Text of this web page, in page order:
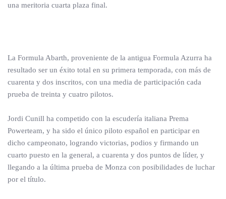
una meritoria cuarta plaza final.
La Formula Abarth, proveniente de la antigua Formula Azurra ha
resultado ser un éxito total en su primera temporada, con más de
cuarenta y dos inscritos, con una media de participación cada
prueba de treinta y cuatro pilotos.
Jordi Cunill ha competido con la escudería italiana Prema
Powerteam, y ha sido el único piloto español en participar en
dicho campeonato, logrando victorias, podios y firmando un
cuarto puesto en la general, a cuarenta y dos puntos de líder, y
llegando a la última prueba de Monza con posibilidades de luchar
por el título.